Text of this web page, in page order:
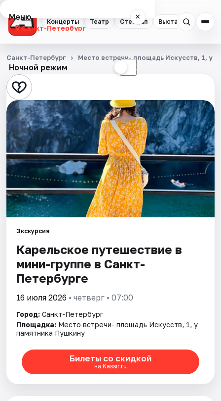
Концерты Театр Стендап Выставки
Меню ×
Санкт-Петербург
Концерты
Театр
Стендап
Выставки
Квесты
Экскурсии
Спорт
События
Города
Площадки
Артисты
Рейтинги
Ночной режим ☾
Санкт-Петербург Место встречи- площадь Искусств, 1, у
Экскурсия
Карельское путешествие в
мини-группе в Санкт-
Петербурге
16 июля 2026 • четверг • 07:00
Город: Санкт-Петербург
Площадка: Место встречи- площадь Искусств, 1, у
памятника Пушкину
Билеты со скидкой
на Kassir.ru